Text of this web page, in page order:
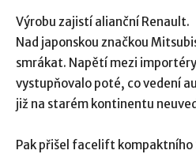
Výrobu zajistí alianční Renault.
Nad japonskou značkou
smrákat. Napětí mezi
vystupňovalo poté, co vedení
již na starém kontinentu
Pak přišel facelift kompaktního